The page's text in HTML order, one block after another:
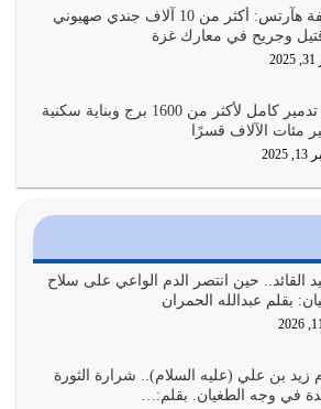
عدو الله معناه أن تكون نقاط الضعف
عليه إذا…
ان تكون خير امة أخرجت للناس بالنهوض
لا يجوز أن يخضع لآرائنا وأهوائنا
ونتفرق
صحيفة هآرتس: أكثر من 10 آلاف جندي صهيوني
وجريح في معارك غزة
غزة: تدمير كامل لأكثر من 1600 برج وبناية سكنية
مئات الآلاف قسرًا
القائد.. حين انتصر الدم الواعي على سلاح
بقلم عبدالله الحمران
زيد بن علي (عليه السلام).. شرارة الثورة
في وجه الطغيان. بقلم:…